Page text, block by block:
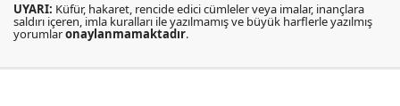
UYARI: Küfür, hakaret, rencide edici cümleler veya imalar, inançlara
saldırı içeren, imla kuralları ile yazılmamış ve büyük harflerle yazılmış
yorumlaronaylanmamaktadır.